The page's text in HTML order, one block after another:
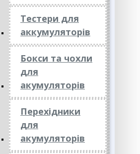
Тестери для
аккумуляторів
Бокси та чохли
для
акумуляторів
Перехідники
для
акумуляторів